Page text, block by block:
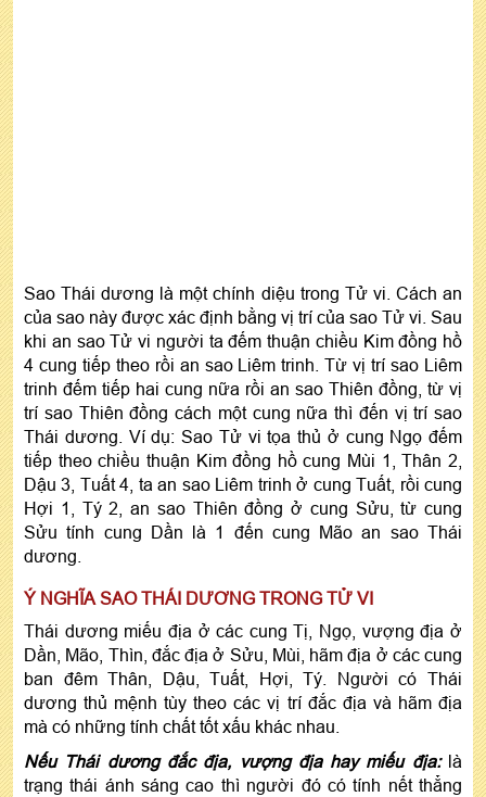
Sao Thái dương là một chính diệu trong Tử vi. Cách an
của sao này được xác định bằng vị trí của sao Tử vi. Sau
khi an sao Tử vi người ta đếm thuận chiều Kim đồng hồ
4 cung tiếp theo rồi an sao Liêm trinh. Từ vị trí sao Liêm
trinh đếm tiếp hai cung nữa rồi an sao Thiên đồng, từ vị
trí sao Thiên đồng cách một cung nữa thì đến vị trí sao
Thái dương. Ví dụ: Sao Tử vi tọa thủ ở cung Ngọ đếm
tiếp theo chiều thuận Kim đồng hồ cung Mùi 1, Thân 2,
Dậu 3, Tuất 4, ta an sao Liêm trinh ở cung Tuất, rồi cung
Hợi 1, Tý 2, an sao Thiên đồng ở cung Sửu, từ cung
Sửu tính cung Dần là 1 đến cung Mão an sao Thái
dương.
Ý NGHĨA SAO THÁI DƯƠNG TRONG TỬ VI
Thái dương miếu địa ở các cung Tị, Ngọ, vượng địa ở
Dần, Mão, Thìn, đắc địa ở Sửu, Mùi, hãm địa ở các cung
ban đêm Thân, Dậu, Tuất, Hợi, Tý. Người có Thái
dương thủ mệnh tùy theo các vị trí đắc địa và hãm địa
mà có những tính chất tốt xấu khác nhau.
Nếu Thái dương đắc địa, vượng địa hay miếu địa:là
trạng thái ánh sáng cao thì người đó có tính nết thẳng